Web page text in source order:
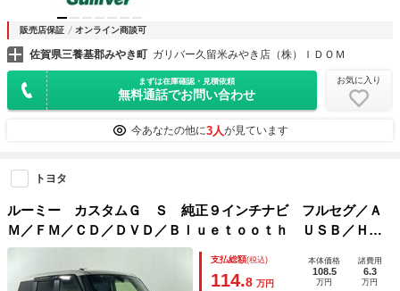
販売店保証 オンライン商談可
佐賀県三養基郡みやき町 ガリバー久留米みやき店（株）ＩＤＯＭ
まずは在庫確認・見積依頼
無料通話でお問い合わせ
お気に入り
今あなたの他に3人が見ています
トヨタ
ルーミー カスタムＧ Ｓ 純正９インチナビ フルセグ／Ａ
Ｍ／ＦＭ／ＣＤ／ＤＶＤ／Ｂｌｕｅｔｏｏｔｈ ＵＳＢ／ＨＤ
ＭＩ入力 両側パワースライドドア 前方ドラレコ ＬＥＤオ
ートライト 衝突被害軽減ブレーキ ビルトインＥＴＣ
支払総額(税込)
114.8 万円
本体価格
108.5
万円
諸費用
6.3
万円